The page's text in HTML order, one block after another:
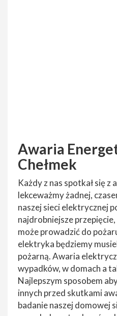
Awaria
Chełmek
Każdy z nas spotkał się
lekceważmy żadnej,
naszej sieci elektrycznej
najdrobniejsze
może prowadzić do
elektryka będziemy
pożarną. Awaria
wypadków, w domach a
Najlepszym sposobem
innych przed skutkami
badanie naszej domowej